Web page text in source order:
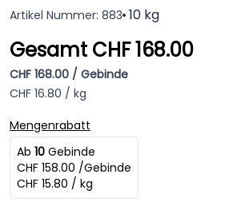
Artikel Nummer: 883 10 kg
Gesamt CHF 168.00
CHF 168.00 / Gebinde
CHF 16.80 / kg
Mengenrabatt
Ab 10 Gebinde
CHF 158.00 /Gebinde
CHF 15.80 / kg